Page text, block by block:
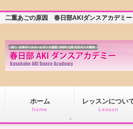
二重あごの原因 春日部AKIダンスアカデミー
ホーム
home
レッスンについ
Lesson